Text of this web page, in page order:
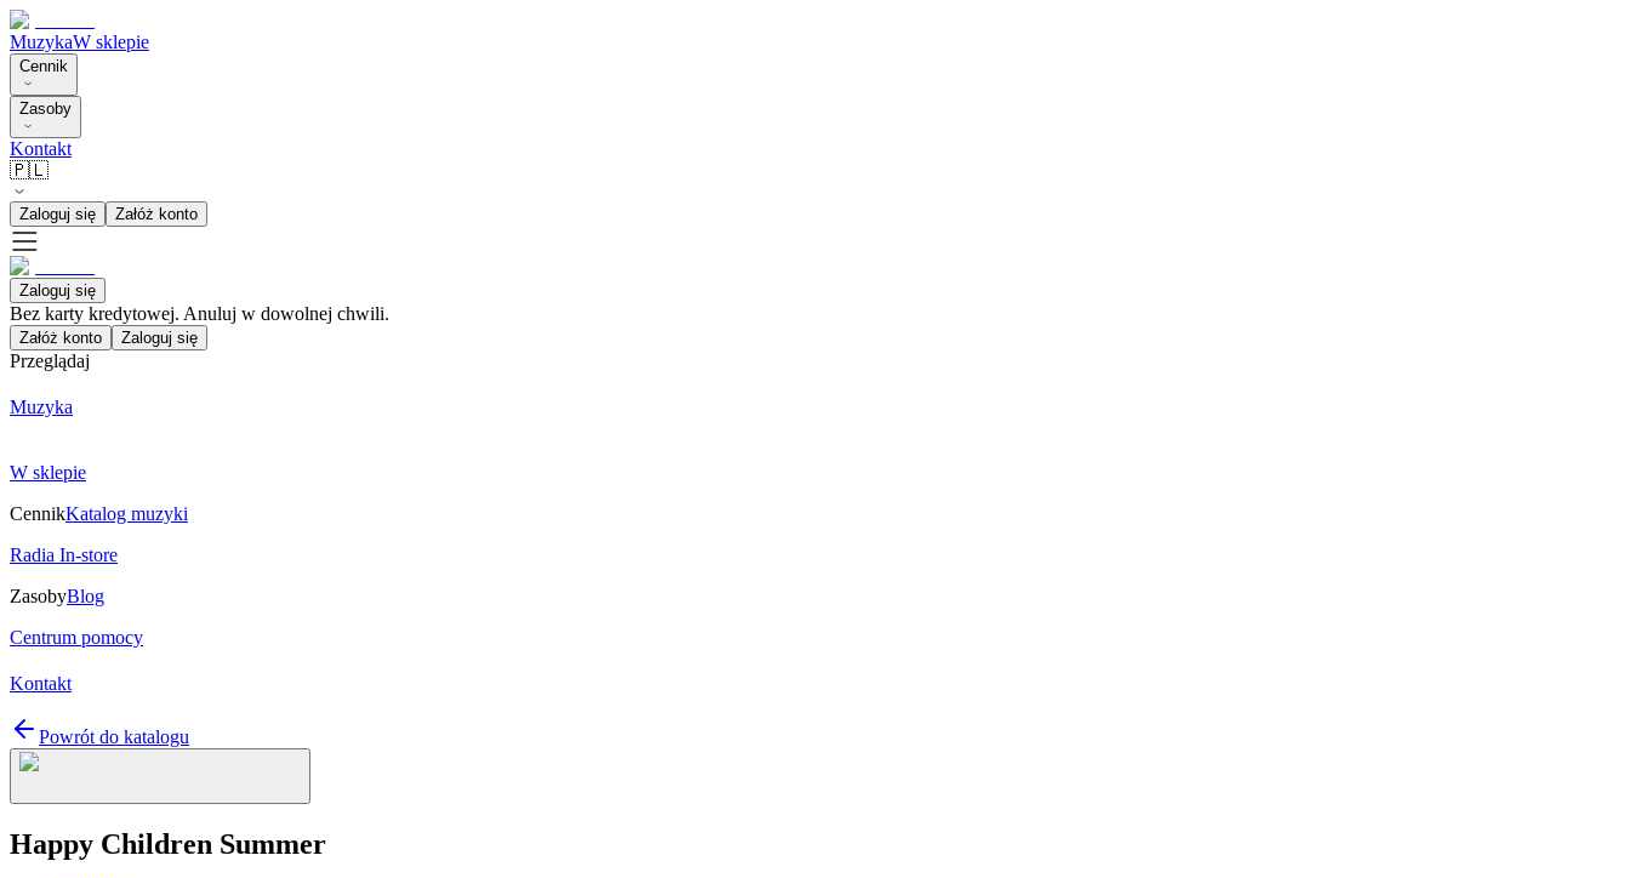
MuzykaW sklepie
Cennik
Zasoby
Kontakt
🇵🇱
Zaloguj się Załóż konto
Zaloguj się
Bez karty kredytowej. Anuluj w dowolnej chwili.
Załóż konto Zaloguj się
Przeglądaj
Muzyka
W sklepie
CennikKatalog muzyki
Radia In-store
ZasobyBlog
Centrum pomocy
Kontakt
Powrót do katalogu
Happy Children Summer